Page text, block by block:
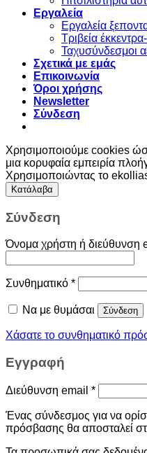
Εργαλεία
Εργαλεία
Τριβεία
Ταχυσύνδεσμοι
Σχετικά με εμάς
Επικοινωνία
Όροι χρήσης
Newsletter
Σύνδεση
Χρησιμοποιούμε cookies
μια κορυφαία εμπειρία
Χρησιμοποιώντας το
Κατάλαβα
Σύνδεση
Όνομα χρήστη ή διεύθυνση
Συνθηματικό *
Να με θυμάσαι Σύνδεση
Χάσατε το συνθηματικό
Εγγραφή
Διεύθυνση email *
Ένας σύνδεσμος για να
πρόσβασης θα αποσταλεί